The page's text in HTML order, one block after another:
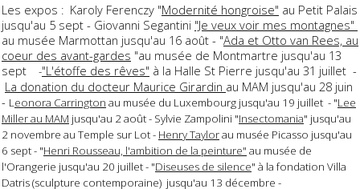
Les expos : Karoly Ferenczy "Modernité hongroise" au Petit Palais
jusqu'au 5 sept - Giovanni Segantini "Je veux voir mes montagnes"
au musée Marmottan jusqu'au 16 août - "Ada et Otto van Rees, au
coeur des avant-gardes "au musée de Montmartre jusqu'au 13
sept
-"L'étoffe des rêves" à la Halle St Pierre jusqu'au 31 juillet -
La donation du docteur Maurice Girardin au MAM jusqu'au 28 juin
- Leonora Carrington au musée du Luxembourg jusqu'au 19 juillet - "Lee
Miller au MAM jusqu'au 2 août - Sylvie Zampolini "Insectomania" jusqu'au
2 novembre au Temple sur Lot - Henry Taylorau musée Picasso jusqu'au
6 sept - "Henri Rousseau, l'ambition de la peinture" au musée de
l'Orangerie jusqu'au 20 juillet - "Diseuses de silence" à la fondation Villa
Datris (sculpture contemporaine) jusqu'au 13 décembre -